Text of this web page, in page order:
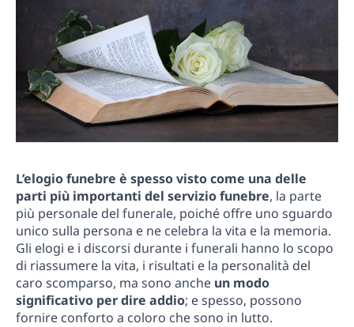
L’elogio funebre è spesso visto come una delle
parti più importanti del servizio funebre, la parte
più personale del funerale, poiché offre uno sguardo
unico sulla persona e ne celebra la vita e la memoria.
Gli elogi e i discorsi durante i funerali hanno lo scopo
di riassumere la vita, i risultati e la personalità del
caro scomparso, ma sono anche un modo
significativo per dire addio; e spesso, possono
fornire conforto a coloro che sono in lutto.